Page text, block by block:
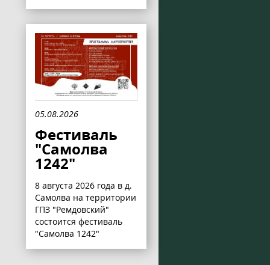
05.08.2026
Фестиваль
"Самолва
1242"
8 августа 2026 года в д.
Самолва на территории
ГПЗ "Ремдовский"
состоится фестиваль
"Самолва 1242"